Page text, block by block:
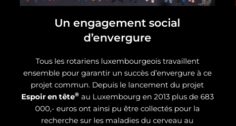
Un engagement social
d’envergure
Tous les rotariens luxembourgeois travaillent
ensemble pour garantir un succès d’envergure à ce
projet commun. Depuis le lancement du projet
Espoir en tête®au Luxembourg en 2013 plus de 683
000,- euros ont ainsi pu être collectés pour la
recherche sur les maladies du cerveau au